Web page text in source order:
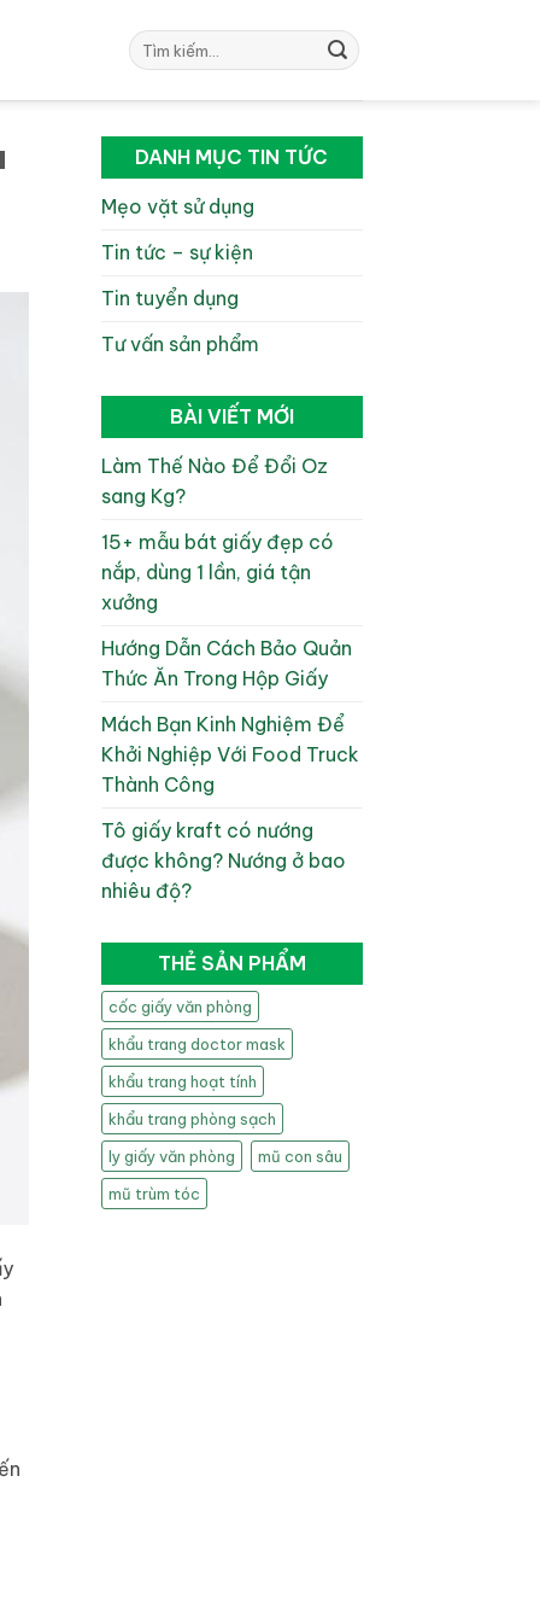
Tìm
kiếm:
DANH MỤC TIN TỨC
Mẹo vặt sử dụng
Tin tức – sự kiện
Tin tuyển dụng
Tư vấn sản phẩm
BÀI VIẾT MỚI
Làm Thế Nào Để Đổi Oz
sang Kg?
15+ mẫu bát giấy đẹp có
nắp, dùng 1 lần, giá tận
xưởng
Hướng Dẫn Cách Bảo Quản
Thức Ăn Trong Hộp Giấy
Mách Bạn Kinh Nghiệm Để
Khởi Nghiệp Với Food Truck
Thành Công
Tô giấy kraft có nướng
được không? Nướng ở bao
nhiêu độ?
THẺ SẢN PHẨM
cốc giấy văn phòng
khẩu trang doctor mask
khẩu trang hoạt tính
khẩu trang phòng sạch
ly giấy văn phòng
mũ con sâu
mũ trùm tóc